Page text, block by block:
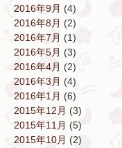
2016年9月 (4)
2016年8月 (2)
2016年7月 (1)
2016年5月 (3)
2016年4月 (2)
2016年3月 (4)
2016年1月 (6)
2015年12月 (3)
2015年11月 (5)
2015年10月 (2)